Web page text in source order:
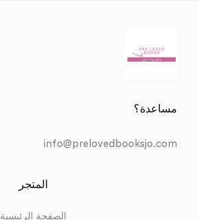
مساعدة؟
info@prelovedbooksjo.com
المتجر
الصفحة الرئيسية
Log in